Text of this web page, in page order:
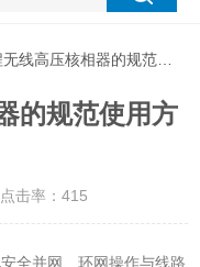
高压核相器的规范使用方法
的规范使用方
击率：415
并网、环网操作与线路